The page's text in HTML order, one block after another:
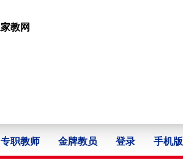
专职教师 金牌教员 登录 手机版